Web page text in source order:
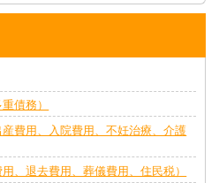
債務）
費用、入院費用、不妊治療、介護
、退去費用、葬儀費用、住民税）